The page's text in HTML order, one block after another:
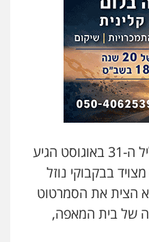
מעצרים וחקירות
סמים והימורים פשיעה
צווארון לבן והונאה
מכתב האישום עולה כי בליל ה-31 באוגוסט הגיע
בבקבוקי נוזל
הצית את הסמרטוט
של בית המאפה,